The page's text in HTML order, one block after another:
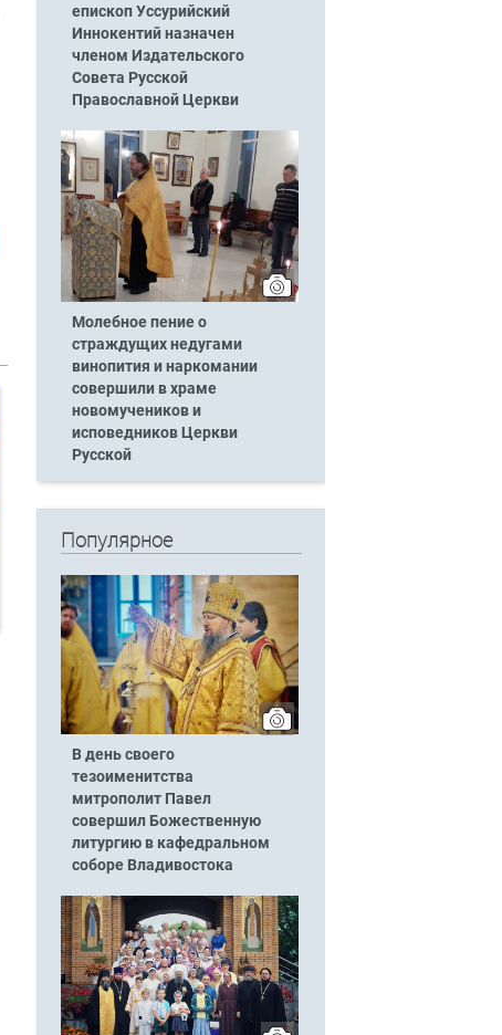
епископ Уссурийский
Иннокентий назначен
членом Издательского
Совета Русской
Православной Церкви
Молебное пение о
страждущих недугами
винопития и наркомании
совершили в храме
новомучеников и
исповедников Церкви
Русской
Популярное
В день своего
тезоименитства
митрополит Павел
совершил Божественную
литургию в кафедральном
соборе Владивостока